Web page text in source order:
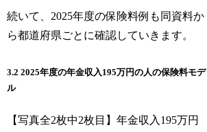
続いて、2025年度の保険料例も同資料か
ら都道府県ごとに確認していきます。
3.2 2025年度の年金収入195万円の人の保険料モデ
ル
【写真全2枚中2枚目】年金収入195万円